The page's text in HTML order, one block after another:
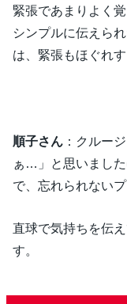
緊張であまりよく
シンプルに伝えら
は、緊張もほぐれ
順子さん ：クルー
ぁ…」と思いまし
で、忘れられない
直球で気持ちを伝
す。